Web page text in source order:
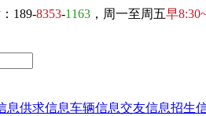
189-8353-1163 ，周一至周五早
息供求信息车辆信息交友信息招生